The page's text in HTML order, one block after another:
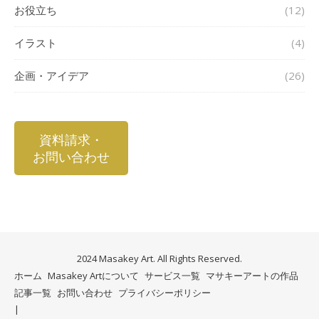
お役立ち (12)
イラスト (4)
企画・アイデア (26)
資料請求・
お問い合わせ
2024 Masakey Art. All Rights Reserved.
ホーム Masakey Artについて サービス一覧 マサキーアートの作品
記事一覧 お問い合わせ プライバシーポリシー